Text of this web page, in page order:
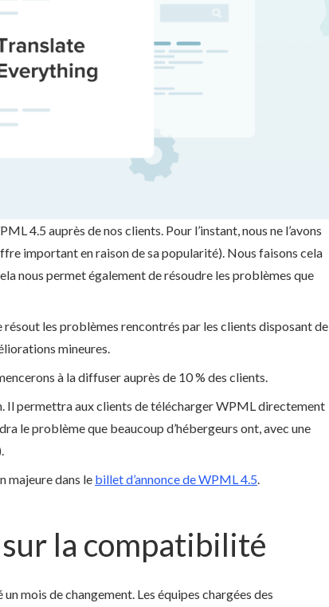
4.5 auprès de nos clients. Pour l’instant, nous ne l’avons
important en raison de sa popularité). Nous faisons cela
nous permet également de résoudre les problèmes que
résout les problèmes rencontrés par les clients disposant de
mineures.
à la diffuser auprès de 10 % des clients.
Il permettra aux clients de télécharger WPML directement
le problème que beaucoup d’hébergeurs ont, avec une
majeure dans le billet d’annonce de WPML 4.5
la compatibilité
mois de changement. Les équipes chargées des